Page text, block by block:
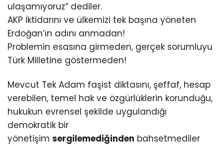
ulaşamıyoruz” dediler.
AKP İktidarını ve ülkemizi tek başına yöneten
Erdoğan’ın adını anmadan!
Problemin esasına girmeden, gerçek sorumluyu
Türk Milletine göstermeden!
Mevcut Tek Adam faşist diktasını, şeffaf, hesap
verebilen, temel hak ve özgürlüklerin korunduğu,
hukukun evrensel şekilde uygulandığı
demokratik bir
yönetişim sergilemediğinden bahsetmediler